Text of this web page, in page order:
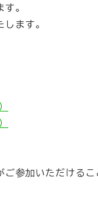
。
ます。
参加いただけるこ